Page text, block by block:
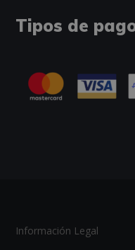
Tipos de
Información Legal